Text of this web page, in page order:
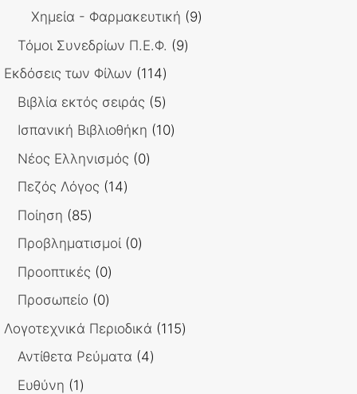
προϊόντα
Χημεία - Φαρμακευτική 99
Τόμοι Συνεδρίων Π.Ε.Φ. 99
Εκδόσεις των Φίλων 114114
προϊόντα
Βιβλία εκτός σειράς 55
προϊόντα
Ισπανική Βιβλιοθήκη 1010
Νέος Ελληνισμός 00
Πεζός Λόγος 1414
Ποίηση 8585
προϊόντα
Προβληματισμοί 00
Προοπτικές 00
προϊόντα
Προσωπείο 00
προϊόντα
Λογοτεχνικά Περιοδικά 115115
Αντίθετα Ρεύματα 44
Ευθύνη 11